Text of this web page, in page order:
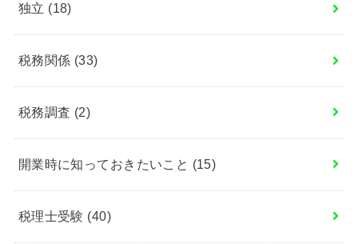
独立 (18)
税務関係 (33)
税務調査 (2)
開業時に知っておきたいこと (15)
税理士受験 (40)